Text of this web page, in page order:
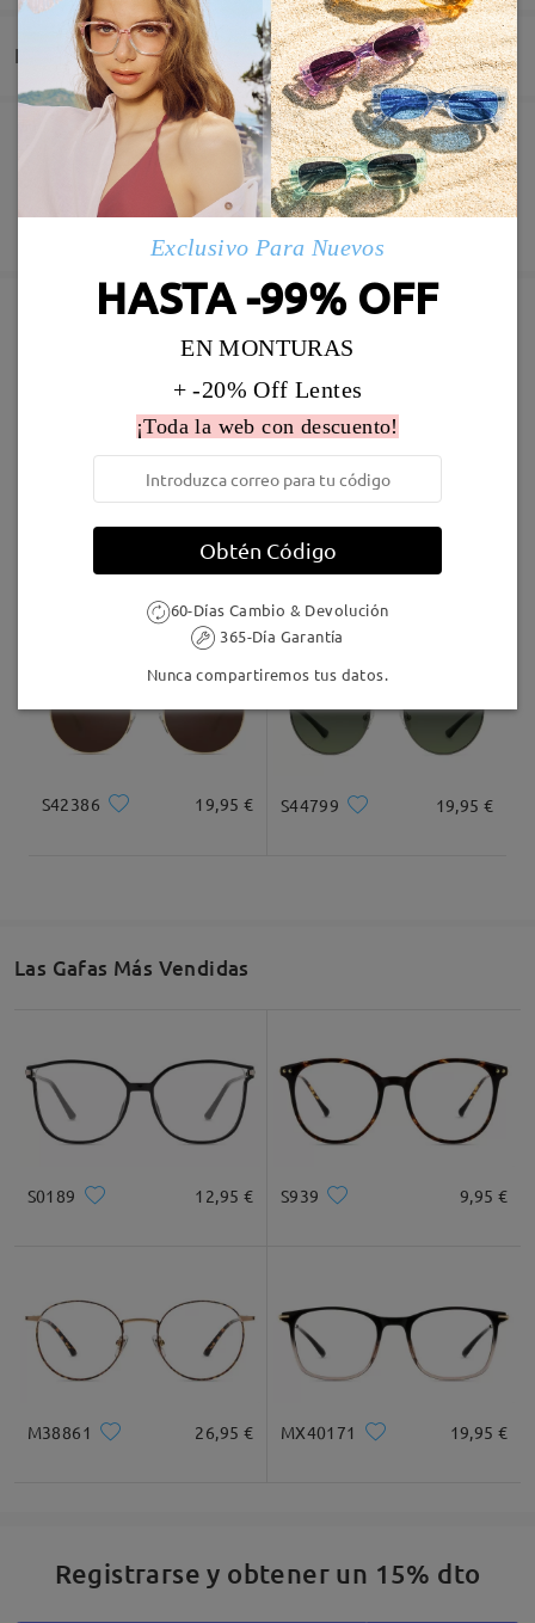
Entrega
Pedido realizado
Fabricación
5-7 días laborales detalles
Enviado
5-7 días laborales detalles
Revestimiento resistente a arañazo incluído
60 días de garantía de devolución y cambio
Garantía de 365 días
Descubrir Más
Marcos Similares
S06338 19,95 € LT9913 40,95 €
S42386 19,95 € S44799 19,95 €
Las Gafas Más Vendidas
S0189 12,95 € S939 9,95 €
M38861 26,95 € MX40171 19,95 €
Registrarse y obtener un 15% dto
Exclusivo Para Nuevos
HASTA -99% OFF
EN MONTURAS
+ -20% Off Lentes
¡Toda la web con descuento!
Obtén Código
60-Días Cambio & Devolución
365-Día Garantía
Nunca compartiremos tus datos.